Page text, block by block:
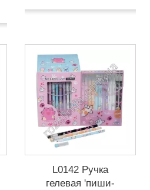
L0142 Ручка
гелевая 'пиши-